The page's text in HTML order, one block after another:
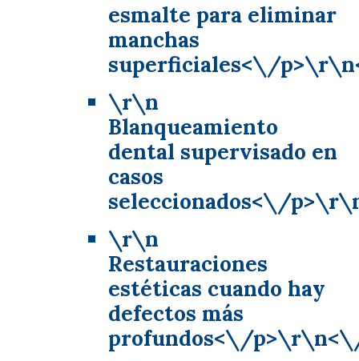
esmalte para eliminar
manchas
superficiales<\/
\r\n
Blanqueamiento
dental supervisado en
casos
seleccionados<\/
\r\n
Restauraciones
estéticas cuando hay
defectos más
profundos<\/